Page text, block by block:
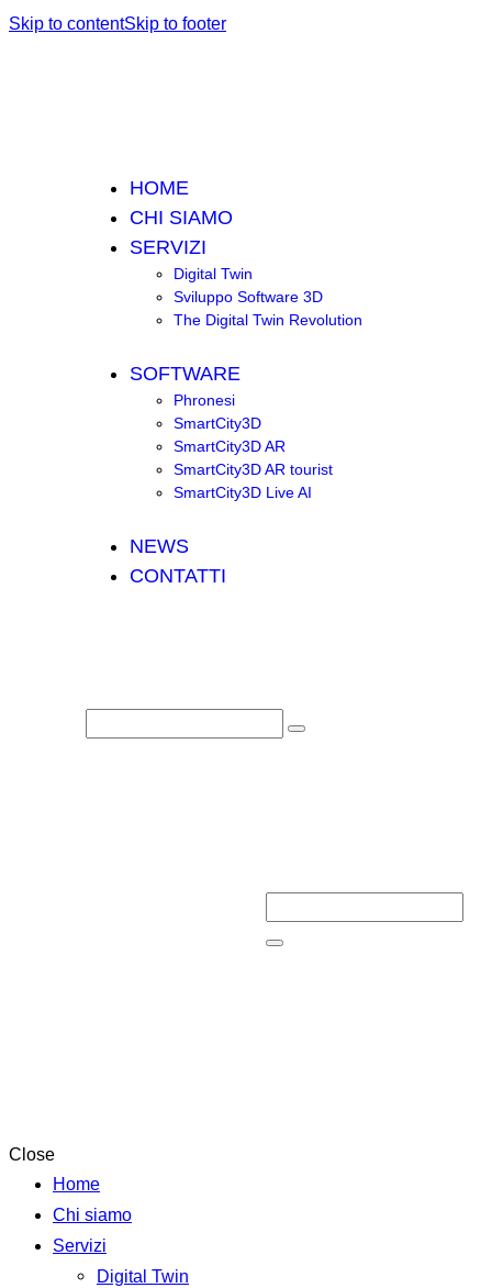
Skip to contentSkip to footer
HOME
CHI SIAMO
SERVIZI
Digital Twin
Sviluppo Software 3D
The Digital Twin Revolution
SOFTWARE
Phronesi
SmartCity3D
SmartCity3D AR
SmartCity3D AR tourist
SmartCity3D Live AI
NEWS
CONTATTI
Close
Home
Chi siamo
Servizi
Digital Twin